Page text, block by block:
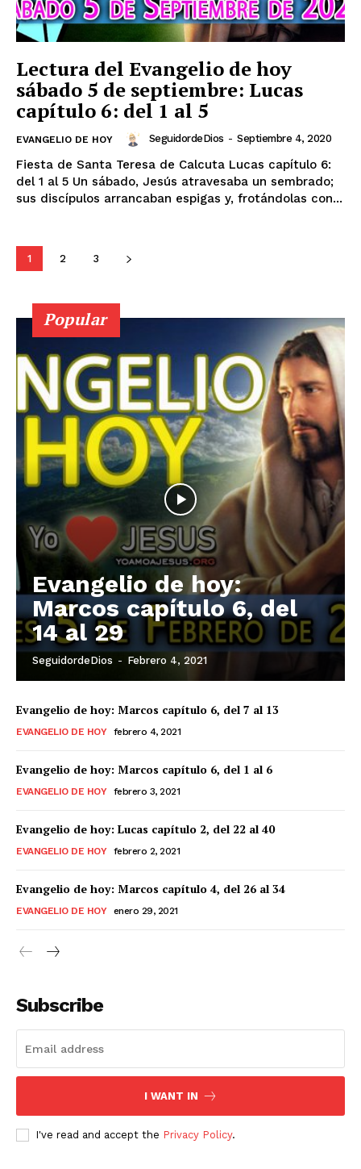
Lectura del Evangelio de hoy
sábado 5 de septiembre: Lucas
capítulo 6: del 1 al 5
EVANGELIO DE HOY SeguidordeDios - Septiembre 4, 2020
Fiesta de Santa Teresa de Calcuta Lucas capítulo 6:
del 1 al 5 Un sábado, Jesús atravesaba un sembrado;
sus discípulos arrancaban espigas y, frotándolas con...
1 2 3
Popular
Evangelio de hoy:
Marcos capítulo 6, del
14 al 29
SeguidordeDios - Febrero 4, 2021
Evangelio de hoy: Marcos capítulo 6, del 7 al 13
EVANGELIO DE HOY febrero 4, 2021
Evangelio de hoy: Marcos capítulo 6, del 1 al 6
EVANGELIO DE HOY febrero 3, 2021
Evangelio de hoy: Lucas capítulo 2, del 22 al 40
EVANGELIO DE HOY febrero 2, 2021
Evangelio de hoy: Marcos capítulo 4, del 26 al 34
EVANGELIO DE HOY enero 29, 2021
Subscribe
I WANT IN
I've read and accept the Privacy Policy.